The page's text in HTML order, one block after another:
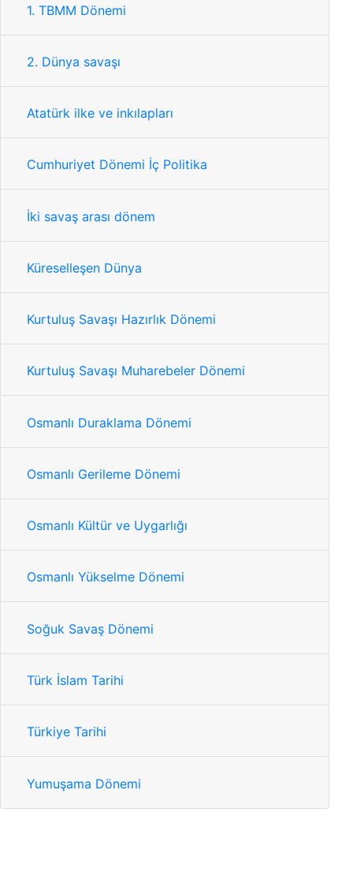
1. TBMM Dönemi
2. Dünya savaşı
Atatürk ilke ve inkılapları
Cumhuriyet Dönemi İç Politika
İki savaş arası dönem
Küreselleşen Dünya
Kurtuluş Savaşı Hazırlık Dönemi
Kurtuluş Savaşı Muharebeler Dönemi
Osmanlı Duraklama Dönemi
Osmanlı Gerileme Dönemi
Osmanlı Kültür ve Uygarlığı
Osmanlı Yükselme Dönemi
Soğuk Savaş Dönemi
Türk İslam Tarihi
Türkiye Tarihi
Yumuşama Dönemi